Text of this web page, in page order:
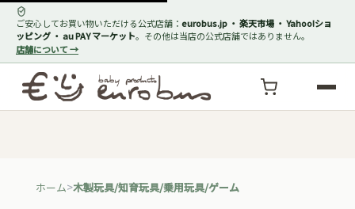
ご安心してお買い物いただける公式店舗： eurobus.jp ・ 楽天市場 ・ Yahoo!ショ
ッピング ・ au PAY マーケット。その他は当店の公式店舗ではありません。
店舗について →
ホーム 木製玩具/知育玩具/乗用玩具/ゲーム